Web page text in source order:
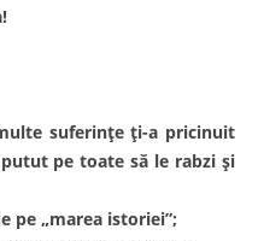
suferințe ți-a pricinuit
pe toate să le rabzi și
pe „marea istoriei”;